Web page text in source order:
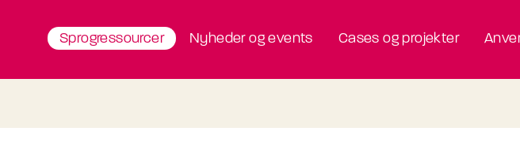
Sprogressourcer Nyheder og events Cases og projekter